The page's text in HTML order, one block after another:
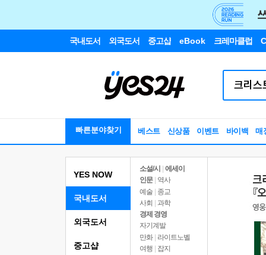
국내도서 외국도서 중고샵 eBook 크레마클럽
빠른분야찾기 베스트 신상품 이벤트 바이백 매
YES NOW
국내도서
소설/시
에세이
인문
역사
예술 | 종교
사회 | 과학
경제 경영
자기계발
만화 | 라이트노벨
여행
잡지
외국도서
중고샵